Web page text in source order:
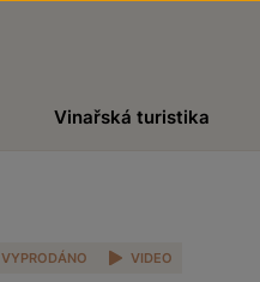
Vinařská turistika
VYPRODÁNO VIDEO